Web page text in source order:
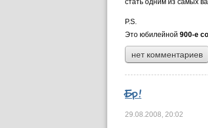
стать одним из самых
P.S.
Это юбилейной 900-е
нет комментариев
Бр!
29.08.2008, 20:02